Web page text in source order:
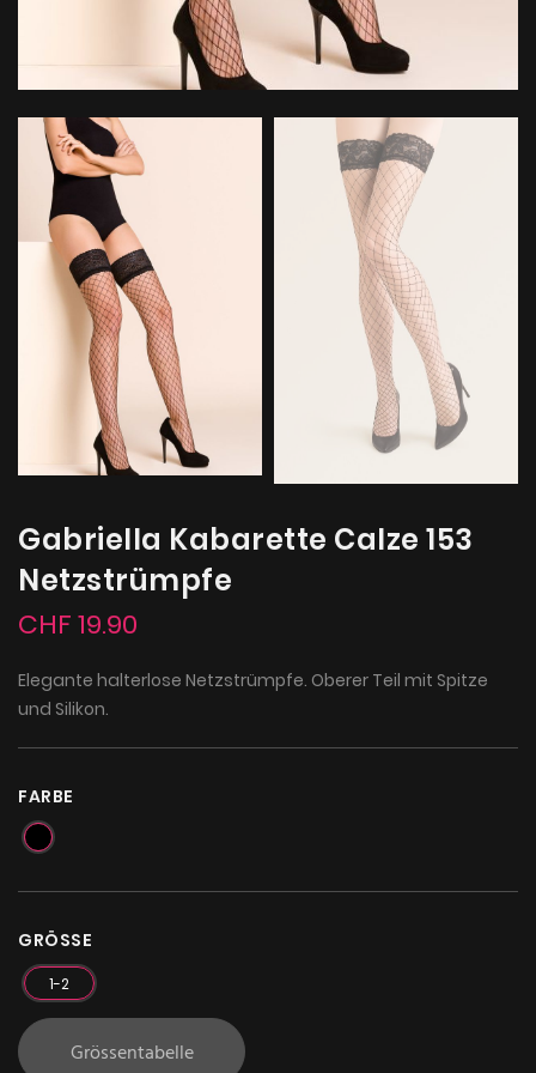
Gabriella Kabarette Calze 153
Netzstrümpfe
CHF 19.90
Elegante halterlose Netzstrümpfe. Oberer Teil mit Spitze
und Silikon.
FARBE
GRÖSSE
1-2
Grössentabelle